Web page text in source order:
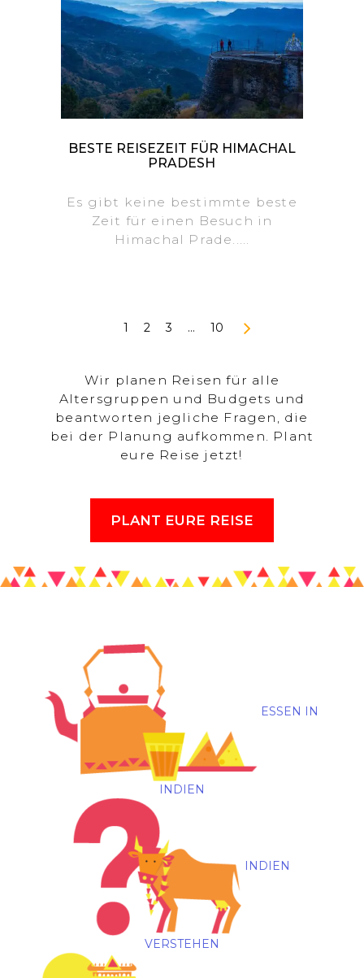
BESTE REISEZEIT FÜR HIMACHAL
PRADESH
Es gibt keine bestimmte beste
Zeit für einen Besuch in
Himachal Prade.....
1 2 3 … 10
Wir planen Reisen für alle
Altersgruppen und Budgets und
beantworten jegliche Fragen, die
bei der Planung aufkommen. Plant
eure Reise jetzt!
PLANT EURE REISE
ESSEN IN
INDIEN
INDIEN
VERSTEHEN